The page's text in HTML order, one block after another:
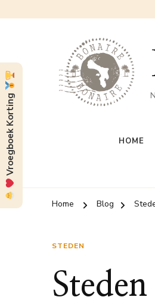
HOME
Home Blog
STEDEN
Vroegboek Korting